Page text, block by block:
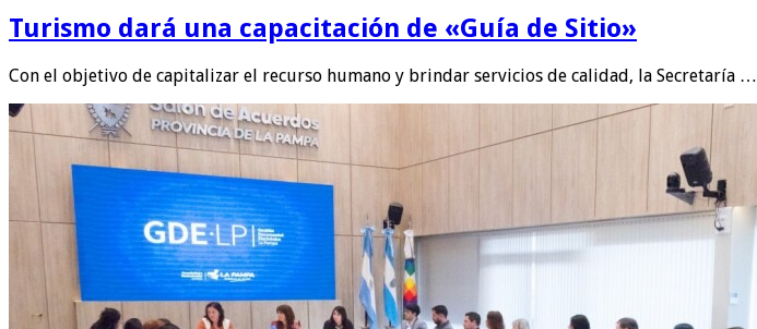
Turismo dará una capacitación de «Guía de Sitio»
Con el objetivo de capitalizar el recurso humano y brindar servicios de calidad, la Secretaría …